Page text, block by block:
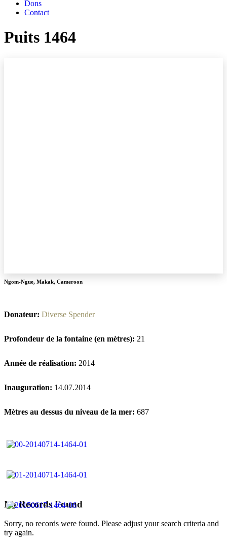
Dons
Contact
Puits 1464
No Records Found
Sorry, no records were found. Please adjust your search criteria and
try again.
Ngom-Ngue, Makak, Cameroon
Donateur: Diverse Spender
Profondeur de la fontaine (en mètres): 21
Année de réalisation: 2014
Inauguration: 14.07.2014
Mètres au dessus du niveau de la mer: 687